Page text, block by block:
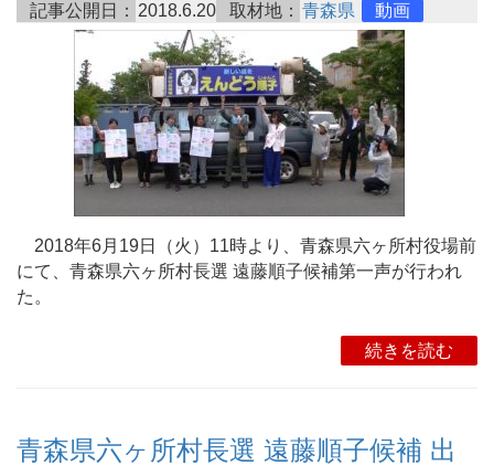
記事公開日： 2018.6.20 取材地： 青森県 動画
2018年6月19日（火）11時より、青森県六ヶ所村役場前
にて、青森県六ヶ所村長選 遠藤順子候補第一声が行われ
た。
続きを読む
青森県六ヶ所村長選 遠藤順子候補 出